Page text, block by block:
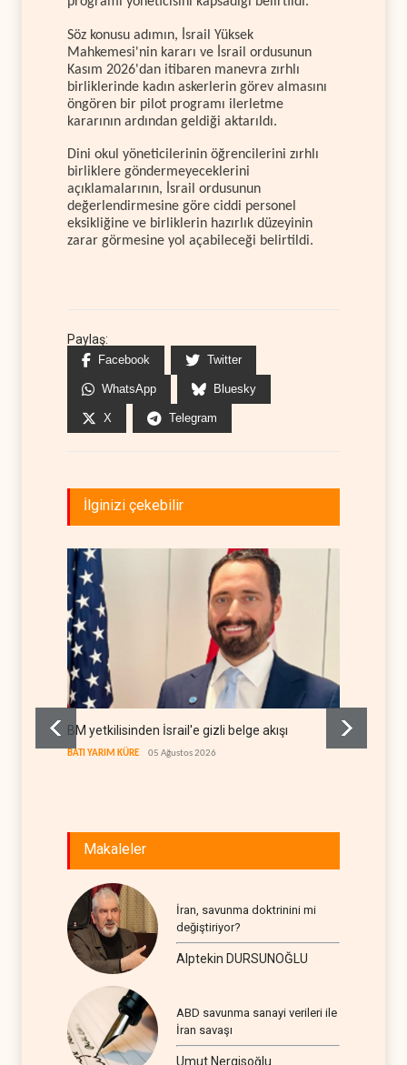
Söz konusu adımın, İsrail Yüksek
Mahkemesi'nin kararı ve İsrail ordusunun
Kasım 2026'dan itibaren manevra zırhlı
birliklerinde kadın askerlerin görev almasını
öngören bir pilot programı ilerletme
kararının ardından geldiği aktarıldı.
Dini okul yöneticilerinin öğrencilerini zırhlı
birliklere göndermeyeceklerini
açıklamalarının, İsrail ordusunun
değerlendirmesine göre ciddi personel
eksikliğine ve birliklerin hazırlık düzeyinin
zarar görmesine yol açabileceği belirtildi.
Paylaş:
Facebook Twitter
WhatsApp Bluesky
X Telegram
İlginizi çekebilir
BM yetkilisinden İsrail'e gizli belge akışı
BATI YARIM KÜRE 05 Ağustos 2026
Makaleler
İran, savunma doktrinini mi
değiştiriyor?
Alptekin DURSUNOĞLU
ABD savunma sanayi verileri ile
İran savaşı
Umut Nergisoğlu